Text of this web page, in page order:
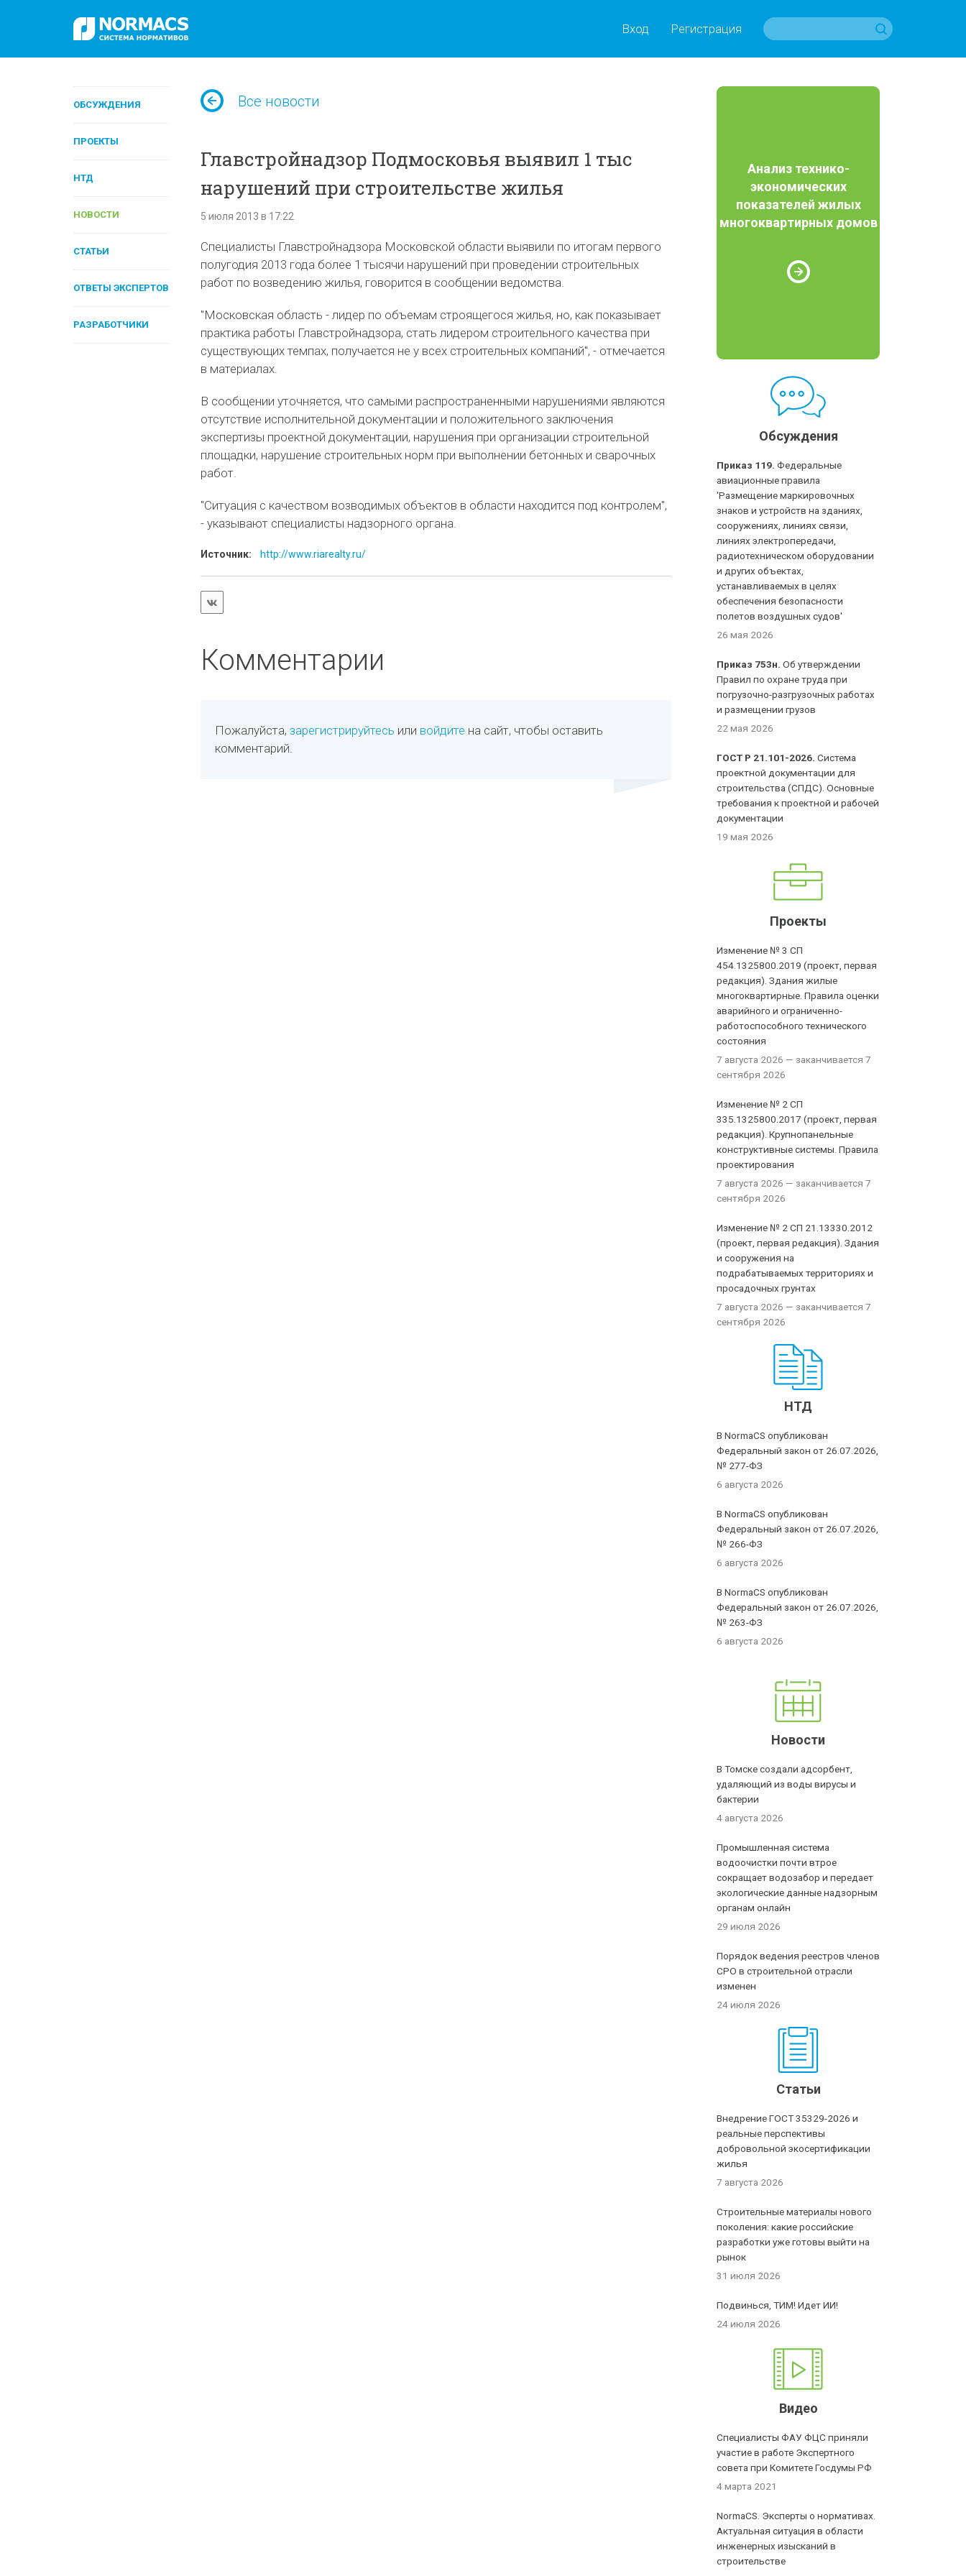
Вход Регистрация
ОБСУЖДЕНИЯ
ПРОЕКТЫ
НТД
НОВОСТИ
СТАТЬИ
ОТВЕТЫ ЭКСПЕРТОВ
РАЗРАБОТЧИКИ
Все новости
Главстройнадзор Подмосковья выявил 1 тыс
нарушений при строительстве жилья
5 июля 2013 в 17:22
Специалисты Главстройнадзора Московской области выявили по итогам первого
полугодия 2013 года более 1 тысячи нарушений при проведении строительных
работ по возведению жилья, говорится в сообщении ведомства.
"Московская область - лидер по объемам строящегося жилья, но, как показывает
практика работы Главстройнадзора, стать лидером строительного качества при
существующих темпах, получается не у всех строительных компаний", - отмечается
в материалах.
В сообщении уточняется, что самыми распространенными нарушениями являются
отсутствие исполнительной документации и положительного заключения
экспертизы проектной документации, нарушения при организации строительной
площадки, нарушение строительных норм при выполнении бетонных и сварочных
работ.
"Ситуация с качеством возводимых объектов в области находится под контролем",
- указывают специалисты надзорного органа.
Источник: http://www.riarealty.ru/
Комментарии
Пожалуйста, зарегистрируйтесь или войдите на сайт, чтобы оставить
комментарий.
Анализ технико-
экономических
показателей жилых
многоквартирных домов
Обсуждения
Приказ 119. Федеральные
авиационные правила
'Размещение маркировочных
знаков и устройств на зданиях,
сооружениях, линиях связи,
линиях электропередачи,
радиотехническом оборудовании
и других объектах,
устанавливаемых в целях
обеспечения безопасности
полетов воздушных судов'
26 мая 2026
Приказ 753н. Об утверждении
Правил по охране труда при
погрузочно-разгрузочных работах
и размещении грузов
22 мая 2026
ГОСТ Р 21.101-2026. Система
проектной документации для
строительства (СПДС). Основные
требования к проектной и рабочей
документации
19 мая 2026
Проекты
Изменение № 3 СП
454.1325800.2019 (проект, первая
редакция). Здания жилые
многоквартирные. Правила оценки
аварийного и ограниченно-
работоспособного технического
состояния
7 августа 2026 — заканчивается 7
сентября 2026
Изменение № 2 СП
335.1325800.2017 (проект, первая
редакция). Крупнопанельные
конструктивные системы. Правила
проектирования
7 августа 2026 — заканчивается 7
сентября 2026
Изменение № 2 СП 21.13330.2012
(проект, первая редакция). Здания
и сооружения на
подрабатываемых территориях и
просадочных грунтах
7 августа 2026 — заканчивается 7
сентября 2026
НТД
В NormaCS опубликован
Федеральный закон от 26.07.2026,
№ 277-ФЗ
6 августа 2026
В NormaCS опубликован
Федеральный закон от 26.07.2026,
№ 266-ФЗ
6 августа 2026
В NormaCS опубликован
Федеральный закон от 26.07.2026,
№ 263-ФЗ
6 августа 2026
Новости
В Томске создали адсорбент,
удаляющий из воды вирусы и
бактерии
4 августа 2026
Промышленная система
водоочистки почти втрое
сокращает водозабор и передает
экологические данные надзорным
органам онлайн
29 июля 2026
Порядок ведения реестров членов
СРО в строительной отрасли
изменен
24 июля 2026
Статьи
Внедрение ГОСТ 35329-2026 и
реальные перспективы
добровольной экосертификации
жилья
7 августа 2026
Строительные материалы нового
поколения: какие российские
разработки уже готовы выйти на
рынок
31 июля 2026
Подвинься, ТИМ! Идет ИИ!
24 июля 2026
Видео
Специалисты ФАУ ФЦС приняли
участие в работе Экспертного
совета при Комитете Госдумы РФ
4 марта 2021
NormaCS. Эксперты о нормативах.
Актуальная ситуация в области
инженерных изысканий в
строительстве